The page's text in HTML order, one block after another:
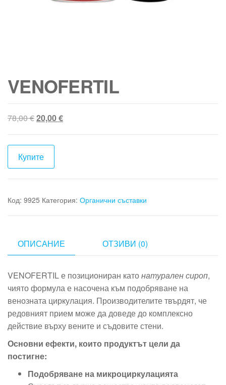
VENOFERTIL
78,00€Original
was:
78,00 €.
20,00€Текущата
Купите
Код: 9925 Категория: Органични съставки
ОПИСАНИЕ ОТЗИВИ (0)
VENOFERTIL е позициониран катонатурален сироп,
чиято формула е насочена към подобряване на
венозната циркулация. Производителите твърдят, че
редовният прием може да доведе до комплексно
действие върху вените и съдовите стени.
Основни ефекти, които продуктът цели да
постигне:
Подобряване на микроциркулацията